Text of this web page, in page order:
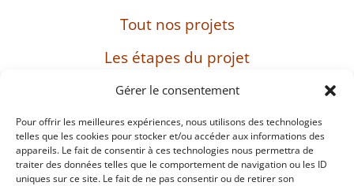
Gérer le consentement
Pour offrir les meilleures expériences, nous utilisons des technologies
telles que les cookies pour stocker et/ou accéder aux informations des
appareils. Le fait de consentir à ces technologies nous permettra de
traiter des données telles que le comportement de navigation ou les ID
uniques sur ce site. Le fait de ne pas consentir ou de retirer son
Tout nos projets
Les étapes du projet
L’entreprise
SIRET : 482 897 469 00037 – Capital : 8 000 euros
– TVA intracommunautaire : FR38482897469